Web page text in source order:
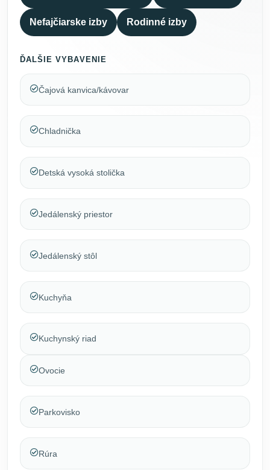
Nefajčiarske izby Rodinné izby
ĎALŠIE VYBAVENIE
Čajová kanvica/kávovar
Chladnička
Detská vysoká stolička
Jedálenský priestor
Jedálenský stôl
Kuchyňa
Kuchynský riad
Ovocie
Parkovisko
Rúra